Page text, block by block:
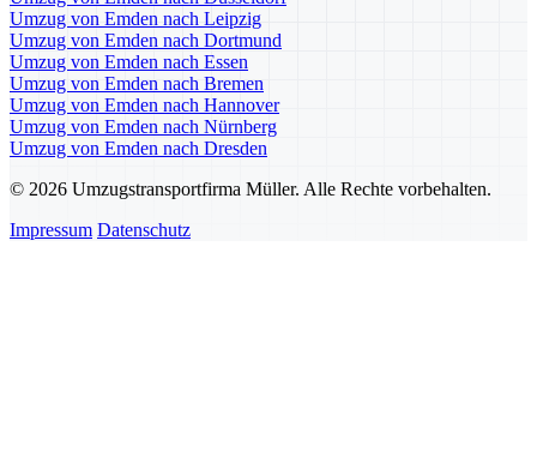
Umzug von Emden nach Leipzig
Umzug von Emden nach Dortmund
Umzug von Emden nach Essen
Umzug von Emden nach Bremen
Umzug von Emden nach Hannover
Umzug von Emden nach Nürnberg
Umzug von Emden nach Dresden
© 2026 Umzugstransportfirma Müller. Alle Rechte vorbehalten.
Impressum Datenschutz